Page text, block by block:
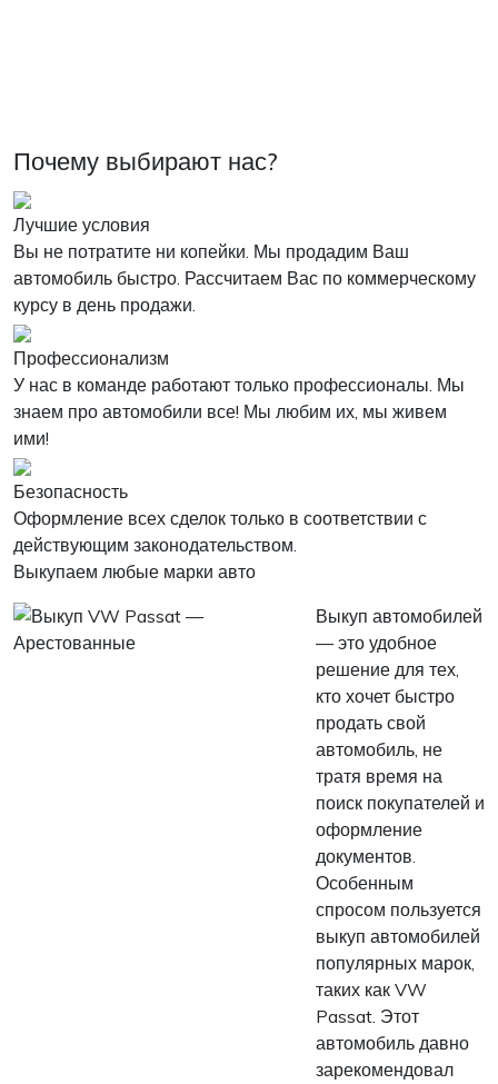
Почему выбирают нас?
Лучшие условия
Вы не потратите ни копейки. Мы продадим Ваш
автомобиль быстро. Рассчитаем Вас по коммерческому
курсу в день продажи.
Профессионализм
У нас в команде работают только профессионалы. Мы
знаем про автомобили все! Мы любим их, мы живем
ими!
Безопасность
Оформление всех сделок только в соответствии с
действующим законодательством.
Выкупаем любые марки авто
Выкуп автомобилей
— это удобное
решение для тех,
кто хочет быстро
продать свой
автомобиль, не
тратя время на
поиск покупателей и
оформление
документов.
Особенным
спросом пользуется
выкуп автомобилей
популярных марок,
таких как VW
Passat. Этот
автомобиль давно
зарекомендовал